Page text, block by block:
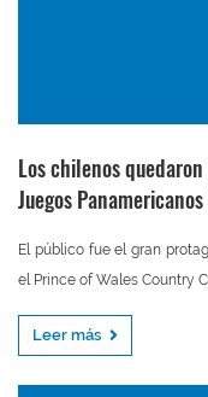
Los chilenos
Juegos
El público fue el gran
el Prince of Wales Country
Leer más